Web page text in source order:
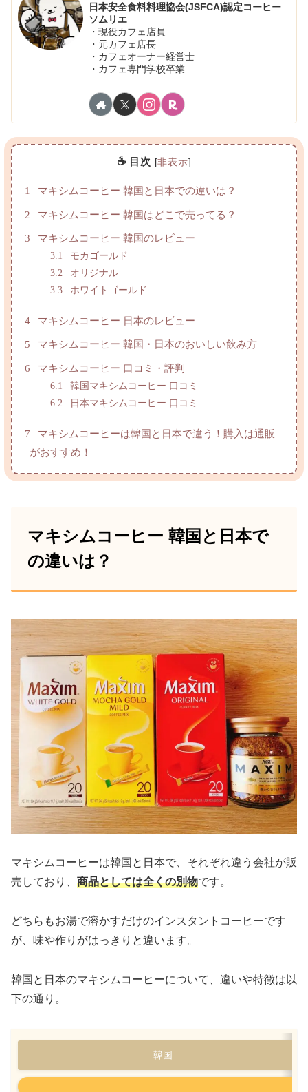
日本安全食料料理協会(JSFCA)認定コーヒー
ソムリエ
・現役カフェ店員
・元カフェ店長
・カフェオーナー経営士
・カフェ専門学校卒業
☕ 目次 [非表示]
1 マキシムコーヒー 韓国と日本での違いは？
2 マキシムコーヒー 韓国はどこで売ってる？
3 マキシムコーヒー 韓国のレビュー
3.1
モカゴールド
3.2
オリジナル
3.3
ホワイトゴールド
4 マキシムコーヒー 日本のレビュー
5 マキシムコーヒー 韓国・日本のおいしい飲み方
6 マキシムコーヒー 口コミ・評判
6.1
韓国マキシムコーヒー 口コミ
6.2
日本マキシムコーヒー 口コミ
7
マキシムコーヒーは韓国と日本で違う！購入は通販
がおすすめ！
マキシムコーヒー 韓国と日本で
の違いは？
マキシムコーヒーは韓国と日本で、それぞれ違う会社が販
売しており、 商品としては全くの別物です。
どちらもお湯で溶かすだけのインスタントコーヒーです
が、味や作りがはっきりと違います。
韓国と日本のマキシムコーヒーについて、違いや特徴は以
下の通り。
韓国